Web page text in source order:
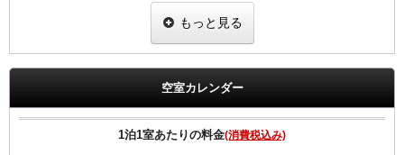
夕朝食をお楽しみいただけるお値打ちなプランです。
国産うなぎを奈良の醤油蔵、向出醤油醸造元の【宝扇醤油】を使った
こだわりのタレで香ばしく焼き上げました。
1階 ぎんざ
営業時間 朝食6:30～9:00 夕食17:30～21:00（ラストオーダー20：
もっと見る
空室カレンダー
1泊1室あたりの料金(消費税込み)